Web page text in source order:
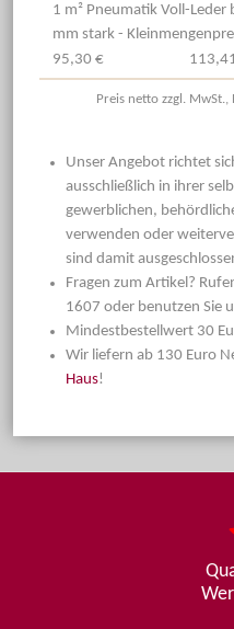
1 m² Pneumatik Voll-Leder
mm stark -
95,30 €
Preis netto zzgl.
Unser Angebot richtet
ausschließlich in ihrer
gewerblichen,
verwenden oder
sind damit
Fragen zum Artikel?
1607 oder benutzen Sie
Mindestbestellwert 30
Wir liefern ab 130 Euro
Haus!